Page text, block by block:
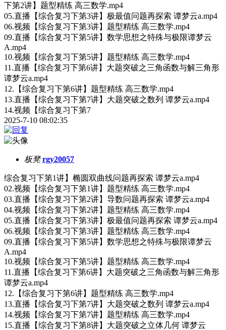
下第2讲】题型精练 高三数学.mp4
05.直播【综合复习下第3讲】极最值问题再探索 谭梦云a.mp4
06.视频【综合复习下第3讲】题型精练 高三数学.mp4
09.直播【综合复习下第5讲】数学思想之特殊与极限谭梦云
A.mp4
10.视频【综合复习下第5讲】题型精练 高三数学.mp4
11.直播【综合复习下第6讲】大题突破之三角函数与解三角形
谭梦云a.mp4
12.【综合复习下第6讲】题型精练 高三数学.mp4
13.直播【综合复习下第7讲】大题突破之数列 谭梦云a.mp4
14.视频【综合复习下第7
2025-7-10 08:02:35
板凳 rgy20057
综合复习下第1讲】椭圆双曲线问题再探索 谭梦云a.mp4
02.视频【综合复习下第1讲】题型精练 高三数学.mp4
03.直播【综合复习下第2讲】导数问题再探索 谭梦云a.mp4
04.视频【综合复习下第2讲】题型精练 高三数学.mp4
05.直播【综合复习下第3讲】极最值问题再探索 谭梦云a.mp4
06.视频【综合复习下第3讲】题型精练 高三数学.mp4
09.直播【综合复习下第5讲】数学思想之特殊与极限谭梦云
A.mp4
10.视频【综合复习下第5讲】题型精练 高三数学.mp4
11.直播【综合复习下第6讲】大题突破之三角函数与解三角形
谭梦云a.mp4
12.【综合复习下第6讲】题型精练 高三数学.mp4
13.直播【综合复习下第7讲】大题突破之数列 谭梦云a.mp4
14.视频【综合复习下第7讲】题型精练 高三数学.mp4
15.直播【综合复习下第8讲】大题突破之立体几何 谭梦云